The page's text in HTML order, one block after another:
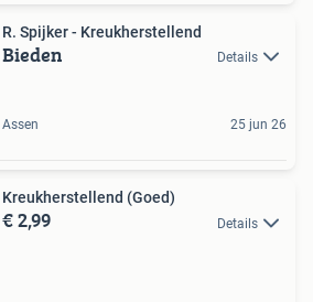
R. Spijker - Kreukherstellend
Bieden Details
Assen 25 jun 26
Kreukherstellend (Goed)
€ 2,99 Details